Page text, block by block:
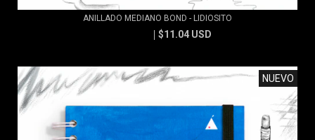
ANILLADO MEDIANO BOND - LIDIOSITO
$11.04 USD
NUEVO